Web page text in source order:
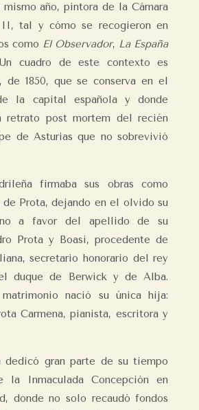
año, pintora de la Cámara
tal y cómo se recogieron en
como El Observador, La España
cuadro de este contexto es
de 1850, que se conserva en el
la capital española y donde
retrato post mortem del recién
de Asturias que no sobrevivió
firmaba sus obras como
de Prota, dejando en el olvido su
a favor del apellido de su
Prota y Boasi, procedente de
secretario honorario del rey
duque de Berwick y de Alba.
nació su única hija:
Carmena, pianista, escritora y
dedicó gran parte de su tiempo
la Inmaculada Concepción en
donde no solo recaudó fondos